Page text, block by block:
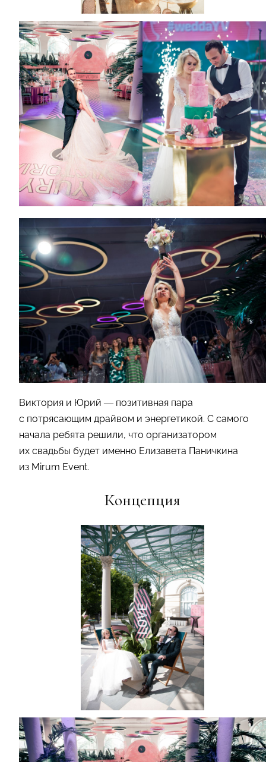
Виктория и Юрий — позитивная пара
с потрясающим драйвом и энергетикой. С самого
начала ребята решили, что организатором
их свадьбы будет именно Елизавета Паничкина
из Mirum Event.
Концепция